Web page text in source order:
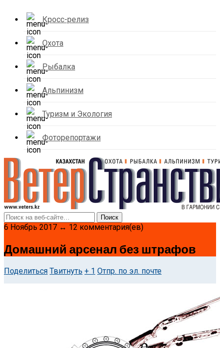
Кросс-релиз
Охота
Рыбалка
Альпинизм
Туризм и Экология
Фоторепортажи
6 Ноябрь 2017 ↔ 12 комментария(ев)
Домашний арсенал без штрафов
Поделиться Твитнуть + 1 Отпр. по эл. почте